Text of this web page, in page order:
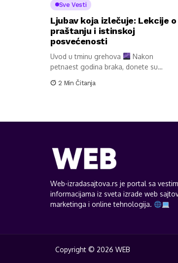
Sve Vesti
Ljubav koja izlečuje: Lekcije o
praštanju i istinskoj
posvećenosti
Uvod u tminu grehova
Nakon
petnaest godina braka, donete su
2 Min Čitanja
Web-izradasajtova.rs je portal sa
informacijama iz sveta izrade web
marketinga i online tehnologija.
Copyright © 2026 WEB